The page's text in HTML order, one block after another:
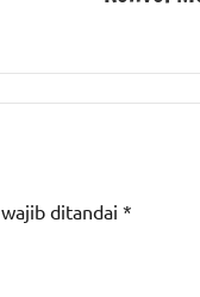
ditandai *